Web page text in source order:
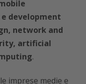
development
network and
artificial
.
imprese medie e